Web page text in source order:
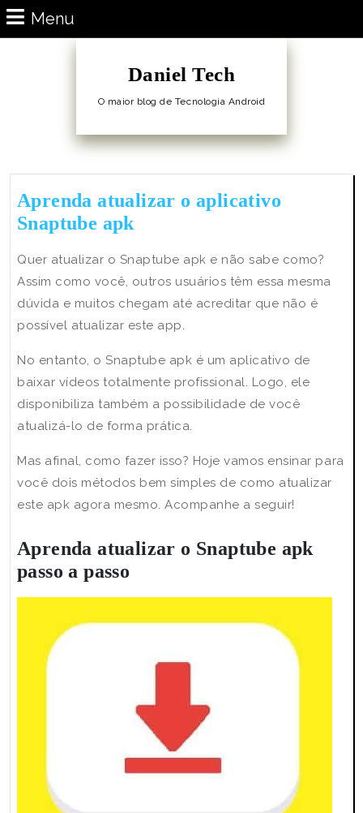
Skip
to
Menu
Daniel Tech
O maior blog de Tecnologia Android
Aprenda atualizar o aplicativo
Snaptube apkAprenda
o
aplicativo
Snaptube
apk
Quer atualizar o Snaptube apk e não sabe como?
Assim como você, outros usuários têm essa mesma
dúvida e muitos chegam até acreditar que não é
possível atualizar este app.
No entanto, o Snaptube apk é um aplicativo de
baixar vídeos totalmente profissional. Logo, ele
disponibiliza também a possibilidade de você
atualizá-lo de forma prática.
Mas afinal, como fazer isso? Hoje vamos ensinar para
você dois métodos bem simples de como atualizar
este apk agora mesmo. Acompanhe a seguir!
Aprenda atualizar o Snaptube apk
passo a passo